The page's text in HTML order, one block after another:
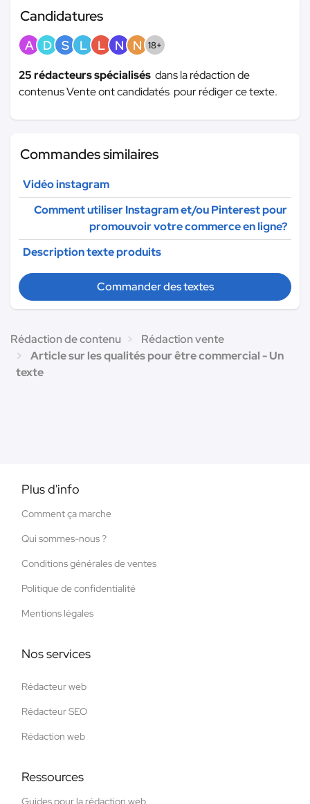
Candidatures
A D S L L N N 18+
25 rédacteurs spécialisés dans la rédaction de
contenus Vente ont candidatés pour rédiger ce texte.
Commandes similaires
Vidéo instagram
Comment utiliser Instagram et/ou Pinterest pour
promouvoir votre commerce en ligne?
Description texte produits
Commander des textes
Rédaction de contenu
Rédaction vente
Article sur les qualités pour être commercial - Un
texte
Plus d'info
Comment ça marche
Qui sommes-nous ?
Conditions générales de ventes
Politique de confidentialité
Mentions légales
Nos services
Rédacteur web
Rédacteur SEO
Rédaction web
Ressources
Guides pour la rédaction web